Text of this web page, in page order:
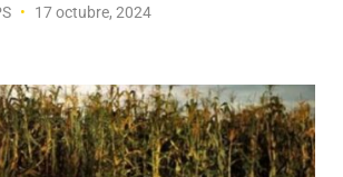
17 octubre, 2024